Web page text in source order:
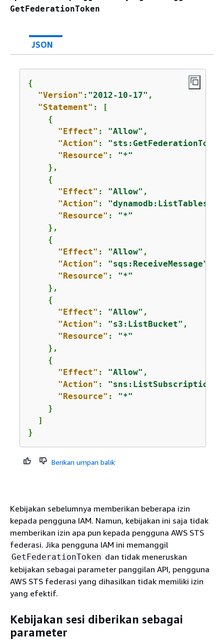
GetFederationToken
JSON
{
"Version" : "2012-10-17" ,
"Statement" : [
{
"Effect" : "Allow" ,
"Action" :
"Resource" : "*"
    },
{
"Effect" : "Allow" ,
"Action" : "dynamodb:ListTables"
"Resource" : "*"
    },
{
"Effect" : "Allow" ,
"Action" : "sqs:ReceiveMessage"
"Resource" : "*"
    },
{
"Effect" : "Allow" ,
"Action" : "s3:ListBucket" ,
"Resource" : "*"
    },
{
"Effect" : "Allow" ,
"Action" : "sns:ListSubscriptions"
"Resource" : "*"
    }
  ]
}
Berikan umpan balik
Kebijakan sebelumnya memberikan beberapa izin
kepada pengguna IAM. Namun, kebijakan ini saja tidak
memberikan izin apa pun kepada pengguna AWS STS
federasi. Jika pengguna IAM ini memanggil
GetFederationToken dan tidak meneruskan
kebijakan sebagai parameter panggilan API, pengguna
AWS STS federasi yang dihasilkan tidak memiliki izin
yang efektif.
Kebijakan sesi diberikan sebagai
parameter